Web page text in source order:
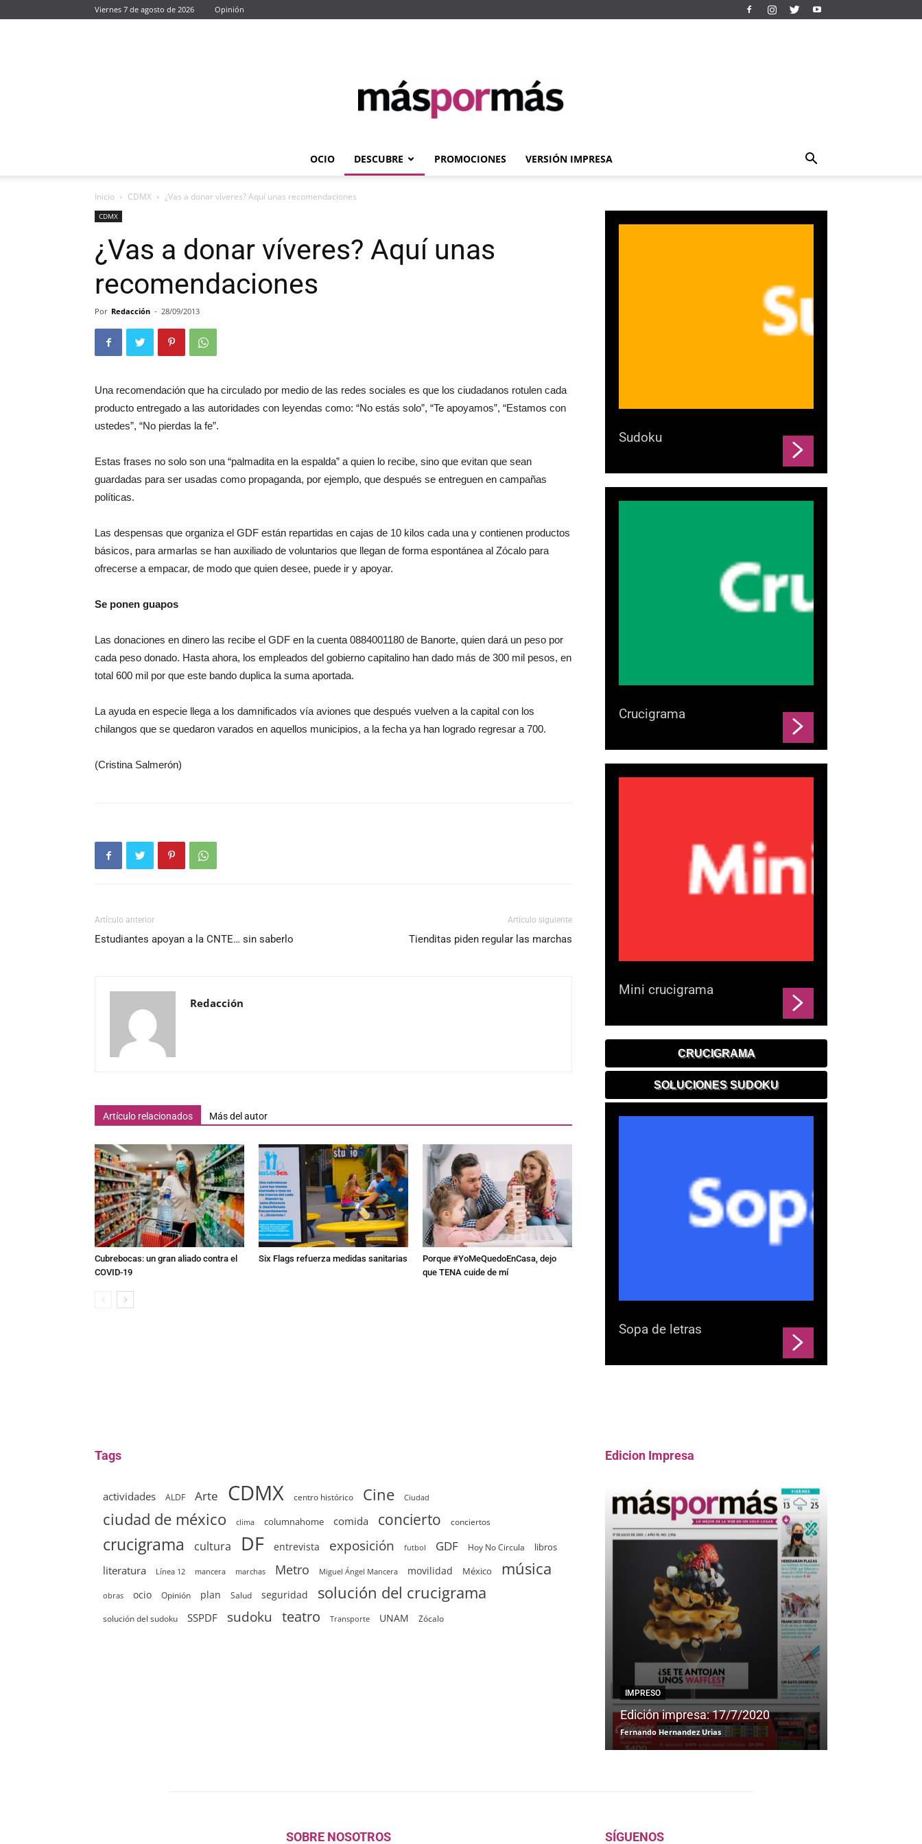
Viernes 7 de agosto de 2026 Opinión
Máspormás
OCIO DESCUBRE PROMOCIONES VERSIÓN IMPRESA
Inicio CDMX ¿Vas a donar víveres? Aquí unas recomendaciones
CDMX
¿Vas a donar víveres? Aquí unas
recomendaciones
Por Redacción - 28/09/2013
Una recomendación que ha circulado por medio de las redes sociales es que los ciudadanos rotulen cada
producto entregado a las autoridades con leyendas como: “No estás solo”, “Te apoyamos”, “Estamos con
ustedes”, “No pierdas la fe”.
Estas frases no solo son una “palmadita en la espalda” a quien lo recibe, sino que evitan que sean
guardadas para ser usadas como propaganda, por ejemplo, que después se entreguen en campañas
políticas.
Las despensas que organiza el GDF están repartidas en cajas de 10 kilos cada una y contienen productos
básicos, para armarlas se han auxiliado de voluntarios que llegan de forma espontánea al Zócalo para
ofrecerse a empacar, de modo que quien desee, puede ir y apoyar.
Se ponen guapos
Las donaciones en dinero las recibe el GDF en la cuenta 0884001180 de Banorte, quien dará un peso por
cada peso donado. Hasta ahora, los empleados del gobierno capitalino han dado más de 300 mil pesos, en
total 600 mil por que este bando duplica la suma aportada.
La ayuda en especie llega a los damnificados vía aviones que después vuelven a la capital con los
chilangos que se quedaron varados en aquellos municipios, a la fecha ya han logrado regresar a 700.
(Cristina Salmerón)
Artículo anterior
Estudiantes apoyan a la CNTE… sin saberlo
Artículo siguiente
Tienditas piden regular las marchas
Redacción
Artículo relacionados Más del autor
Cubrebocas: un gran aliado contra el
COVID-19
Six Flags refuerza medidas sanitarias
Porque #YoMeQuedoEnCasa, dejo
que TENA cuide de mí
Sudoku
Crucigrama
Mini crucigrama
CRUCIGRAMA
SOLUCIONES SUDOKU
Sopa de letras
Tags
actividades ALDF Arte CDMX centro histórico Cine Ciudad
ciudad de méxico clima columnahome comida concierto conciertos
crucigrama cultura DF entrevista exposición futbol GDF Hoy No Circula libros
literatura Línea 12 mancera marchas Metro Miguel Ángel Mancera movilidad México música
obras ocio Opinión plan Salud seguridad solución del crucigrama
solución del sudoku SSPDF sudoku teatro Transporte UNAM Zócalo
Edicion Impresa
IMPRESO
Edición impresa: 17/7/2020
Fernando Hernandez Urias
SOBRE NOSOTROS SÍGUENOS